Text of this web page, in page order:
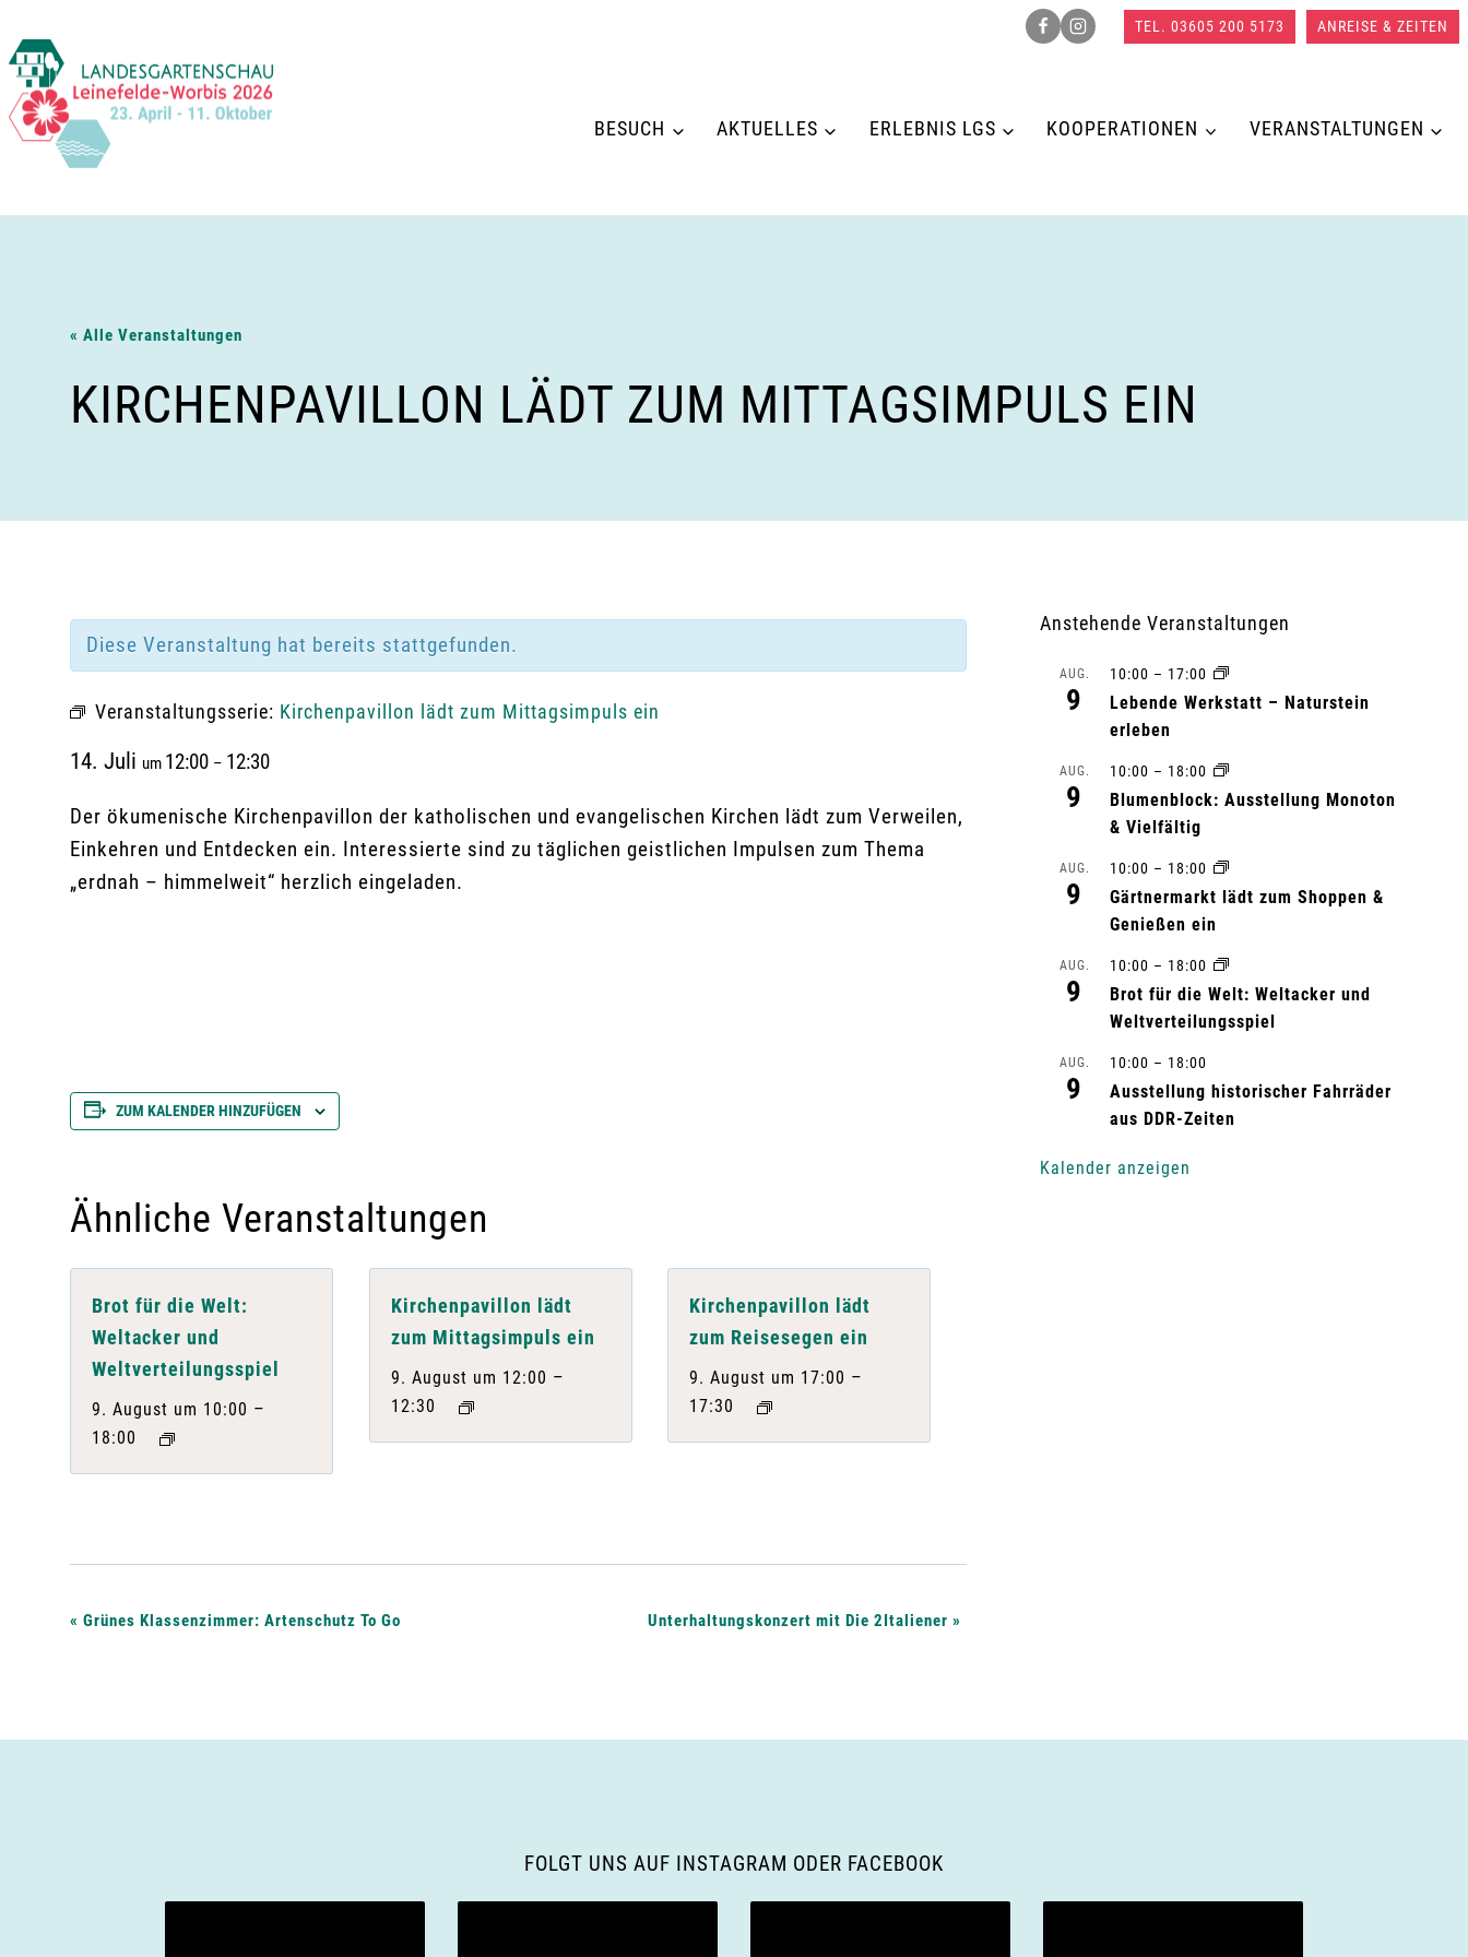
Inhalt
springen
TEL. 03605 200 5173 ANREISE & ZEITEN
BESUCH AKTUELLES ERLEBNIS LGS KOOPERATIONEN VERANSTALTUNGEN
« Alle Veranstaltungen
KIRCHENPAVILLON LÄDT ZUM MITTAGSIMPULS EIN
Diese Veranstaltung hat bereits stattgefunden.
Veranstaltungsserie: Kirchenpavillon lädt zum Mittagsimpuls ein
14. Juli um 12:00 – 12:30
Der ökumenische Kirchenpavillon der katholischen und evangelischen Kirchen lädt zum Verweilen,
Einkehren und Entdecken ein. Interessierte sind zu täglichen geistlichen Impulsen zum Thema
„erdnah – himmelweit“ herzlich eingeladen.
ZUM KALENDER HINZUFÜGEN
Ähnliche Veranstaltungen
Brot für die Welt:
Weltacker und
Weltverteilungsspiel
9. August um 10:00 –
18:00
Kirchenpavillon lädt
zum Mittagsimpuls ein
9. August um 12:00 –
12:30
Kirchenpavillon lädt
zum Reisesegen ein
9. August um 17:00 –
17:30
V
r
« Grünes Klassenzimmer: Artenschutz To Go Unterhaltungskonzert mit Die 2Italiener»
Anstehende Veranstaltungen
AUG.
9
10:00 – 17:00
Lebende Werkstatt – Naturstein
erleben
AUG.
9
10:00 – 18:00
Blumenblock: Ausstellung Monoton
& Vielfältig
AUG.
9
10:00 – 18:00
Gärtnermarkt lädt zum Shoppen &
Genießen ein
AUG.
9
10:00 – 18:00
Brot für die Welt: Weltacker und
Weltverteilungsspiel
AUG.
9
10:00 – 18:00
Ausstellung historischer Fahrräder
aus DDR-Zeiten
Kalender anzeigen
FOLGT UNS AUF INSTAGRAM ODER FACEBOOK